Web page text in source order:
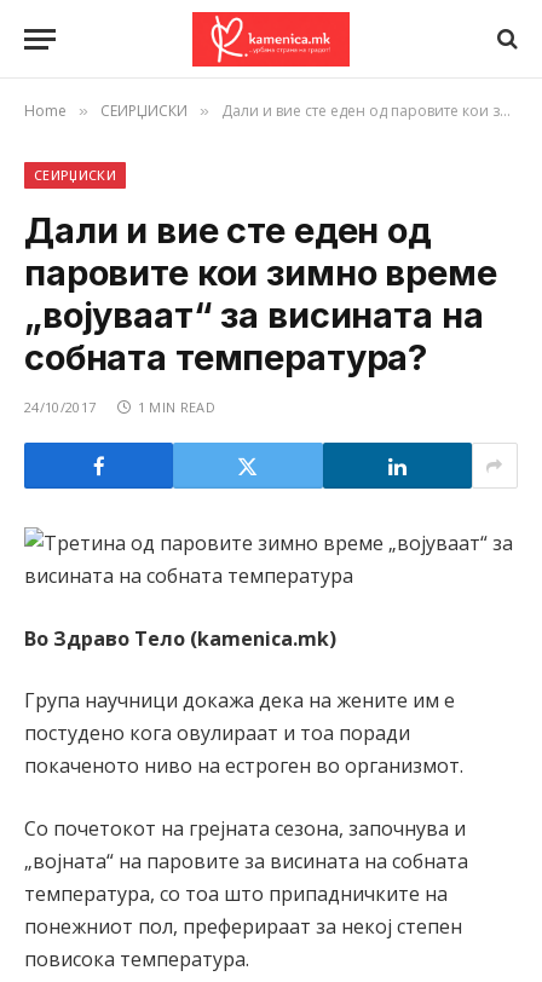
Home » СЕИРЏИСКИ » Дали и вие сте еден од паровите кои зимно време „војуваат“ за висината на собната температура?
СЕИРЏИСКИ
Дали и вие сте еден од
паровите кои зимно време
„војуваат“ за висината на
собната температура?
24/10/2017 1 MIN READ
Во Здраво Тело (kamenica.mk)
Група научници докажа дека на жените им е
постудено кога овулираат и тоа поради
покаченото ниво на естроген во организмот.
Со почетокот на грејната сезона, започнува и
„војната“ на паровите за висината на собната
температура, со тоа што припадничките на
понежниот пол, преферираат за некој степен
повисока температура.